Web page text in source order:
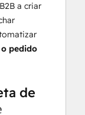
pedido
de